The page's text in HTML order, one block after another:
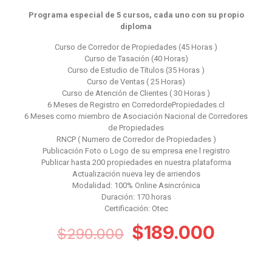
Programa especial de 5 cursos, cada uno con su propio
diploma
Curso de Corredor de Propiedades (45 Horas )
Curso de Tasación (40 Horas)
Curso de Estudio de Títulos (35 Horas )
Curso de Ventas ( 25 Horas)
Curso de Atención de Clientes ( 30 Horas )
6 Meses de Registro en CorredordePropiedades.cl
6 Meses como miembro de Asociación Nacional de Corredores
de Propiedades
RNCP ( Numero de Corredor de Propiedades )
Publicación Foto o Logo de su empresa ene l registro
Publicar hasta 200 propiedades en nuestra plataforma
Actualización nueva ley de arriendos
Modalidad: 100% Online Asincrónica
Duración: 170 horas
Certificación: Otec
$290.000 Original
$189.000